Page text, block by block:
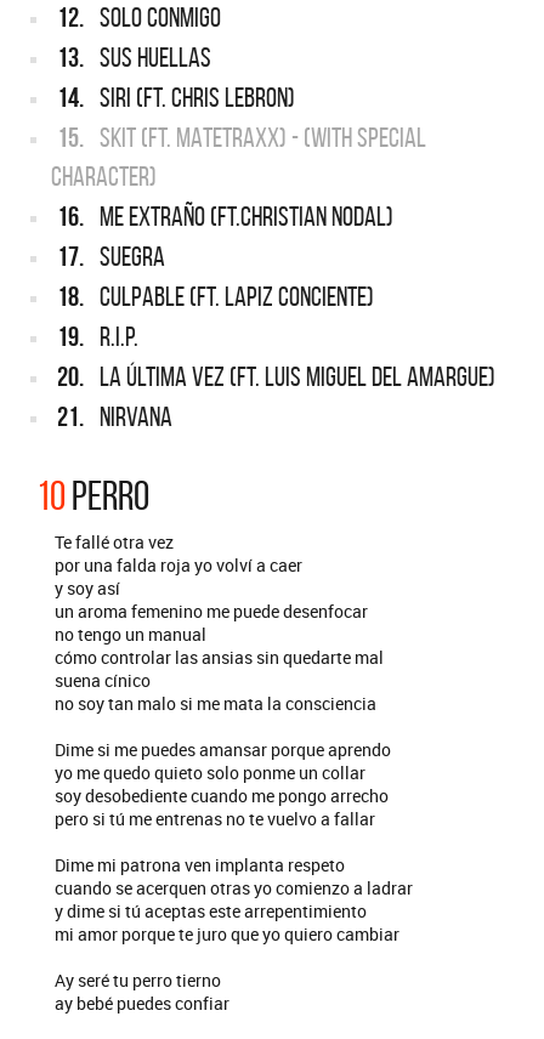
12. SOLO CONMIGO
13. SUS HUELLAS
14. SIRI (FT. CHRIS LEBRON)
15. SKIT (FT. MATETRAXX) - (WITH SPECIAL
CHARACTER)
16. ME EXTRAÑO (FT.CHRISTIAN NODAL)
17. SUEGRA
18. CULPABLE (FT. LAPIZ CONCIENTE)
19. R.I.P.
20. LA ÚLTIMA VEZ (FT. LUIS MIGUEL DEL AMARGUE)
21. NIRVANA
10PERRO
Te fallé otra vez
por una falda roja yo volví a caer
y soy así
un aroma femenino me puede desenfocar
no tengo un manual
cómo controlar las ansias sin quedarte mal
suena cínico
no soy tan malo si me mata la consciencia
Dime si me puedes amansar porque aprendo
yo me quedo quieto solo ponme un collar
soy desobediente cuando me pongo arrecho
pero si tú me entrenas no te vuelvo a fallar
Dime mi patrona ven implanta respeto
cuando se acerquen otras yo comienzo a ladrar
y dime si tú aceptas este arrepentimiento
mi amor porque te juro que yo quiero cambiar
Ay seré tu perro tierno
ay bebé puedes confiar